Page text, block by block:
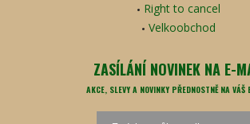
Right to cancel
Velkoobchod
ZASÍLÁNÍ NOVINEK NA E-
AKCE, SLEVY A NOVINKY PŘEDNOSTNĚ NA VÁŠ